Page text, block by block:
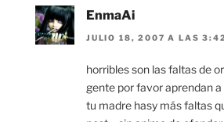
EnmaAi
JULIO 18, 2007 A LAS
horribles son las faltas de
gente por favor aprendan
tu madre hasy más faltas